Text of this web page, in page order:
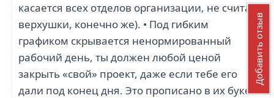
касается всех отделов организации, не считая
верхушки, конечно же). • Под гибким
графиком скрывается ненормированный
рабочий день, ты должен любой ценой
закрыть «свой» проект, даже если тебе его
дали под конец дня. Это прописано в их буке
Добавить отзыв